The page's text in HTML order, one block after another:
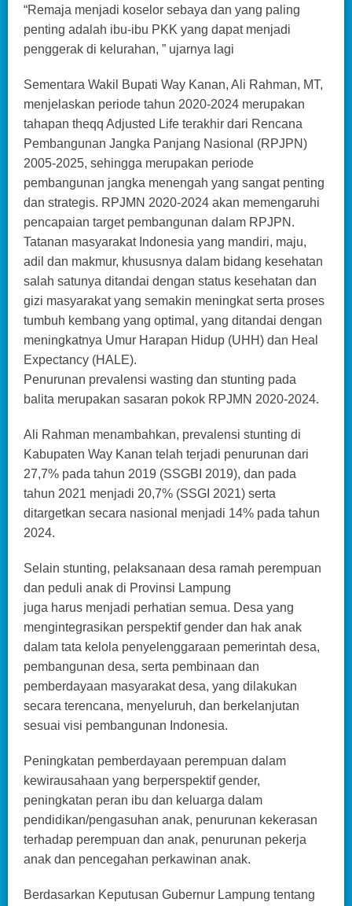
“Remaja menjadi koselor sebaya dan yang paling
penting adalah ibu-ibu PKK yang dapat menjadi
penggerak di kelurahan, ” ujarnya lagi
Sementara Wakil Bupati Way Kanan, Ali Rahman, MT,
menjelaskan periode tahun 2020-2024 merupakan
tahapan theqq Adjusted Life terakhir dari Rencana
Pembangunan Jangka Panjang Nasional (RPJPN)
2005-2025, sehingga merupakan periode
pembangunan jangka menengah yang sangat penting
dan strategis. RPJMN 2020-2024 akan memengaruhi
pencapaian target pembangunan dalam RPJPN.
Tatanan masyarakat Indonesia yang mandiri, maju,
adil dan makmur, khususnya dalam bidang kesehatan
salah satunya ditandai dengan status kesehatan dan
gizi masyarakat yang semakin meningkat serta proses
tumbuh kembang yang optimal, yang ditandai dengan
meningkatnya Umur Harapan Hidup (UHH) dan Heal
Expectancy (HALE).
Penurunan prevalensi wasting dan stunting pada
balita merupakan sasaran pokok RPJMN 2020-2024.
Ali Rahman menambahkan, prevalensi stunting di
Kabupaten Way Kanan telah terjadi penurunan dari
27,7% pada tahun 2019 (SSGBI 2019), dan pada
tahun 2021 menjadi 20,7% (SSGI 2021) serta
ditargetkan secara nasional menjadi 14% pada tahun
2024.
Selain stunting, pelaksanaan desa ramah perempuan
dan peduli anak di Provinsi Lampung
juga harus menjadi perhatian semua. Desa yang
mengintegrasikan perspektif gender dan hak anak
dalam tata kelola penyelenggaraan pemerintah desa,
pembangunan desa, serta pembinaan dan
pemberdayaan masyarakat desa, yang dilakukan
secara terencana, menyeluruh, dan berkelanjutan
sesuai visi pembangunan Indonesia.
Peningkatan pemberdayaan perempuan dalam
kewirausahaan yang berperspektif gender,
peningkatan peran ibu dan keluarga dalam
pendidikan/pengasuhan anak, penurunan kekerasan
terhadap perempuan dan anak, penurunan pekerja
anak dan pencegahan perkawinan anak.
Berdasarkan Keputusan Gubernur Lampung tentang